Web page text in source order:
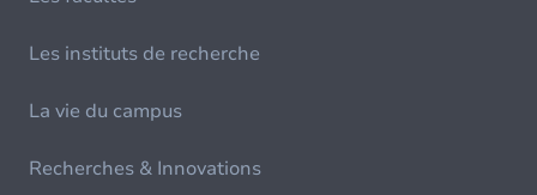
Les instituts de recherche
La vie du campus
Recherches & Innovations